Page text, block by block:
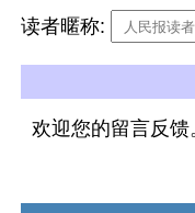
读者暱称:
欢迎您的留言反馈